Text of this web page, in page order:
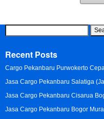
for:
Recent Posts
Cargo Pekanbaru Purwokerto
Jasa Cargo Pekanbaru Salatiga
Jasa Cargo Pekanbaru Cisarua
Jasa Cargo Pekanbaru Bogor